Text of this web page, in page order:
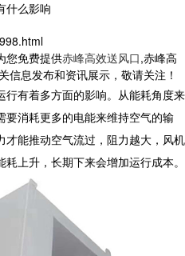
什么影响
您免费提供赤峰高效送风口,赤峰高
信息发布和资讯展示，敬请关注！
行有着多方面的影响。从能耗角度来
要消耗更多的电能来维持空气的输
能推动空气流过，阻力越大，风机
上升，长期下来会增加运行成本。